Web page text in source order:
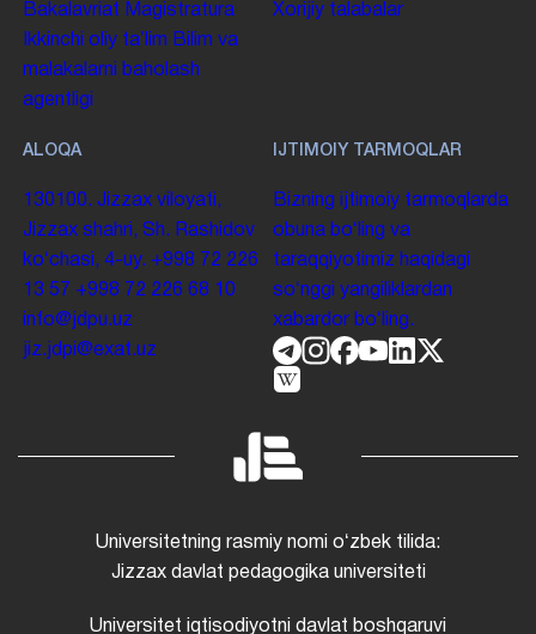
Bakalavriat Magistratura
Ikkinchi oliy taʼlim Bilim va
malakalarni baholash
agentligi
Xorijiy talabalar
ALOQA
130100. Jizzax viloyati,
Jizzax shahri, Sh. Rashidov
koʻchasi, 4-uy. +998 72 226
13 57 +998 72 226 68 10
info@jdpu.uz
jiz.jdpi@exat.uz
IJTIMOIY TARMOQLAR
Bizning ijtimoiy tarmoqlarda
obuna boʻling va
taraqqiyotimiz haqidagi
soʻnggi yangiliklardan
xabardor boʻling.
Universitetning rasmiy nomi oʻzbek tilida:
Jizzax davlat pedagogika universiteti
Universitet iqtisodiyotni davlat boshqaruvi